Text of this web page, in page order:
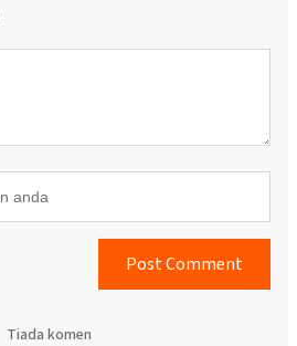
Post Comment
Tiada komen